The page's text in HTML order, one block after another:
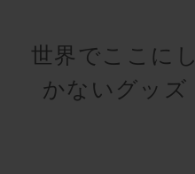
世界でここにし
かないグッズ